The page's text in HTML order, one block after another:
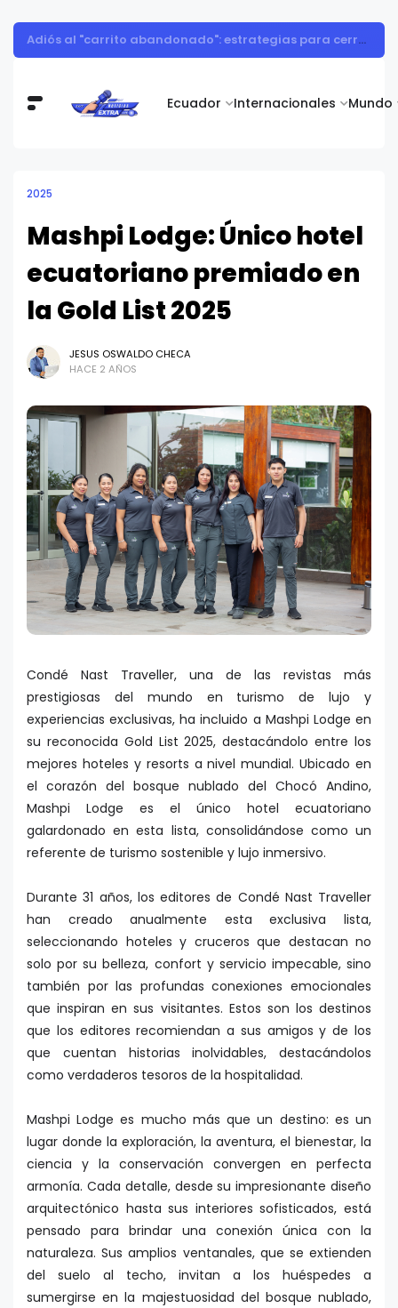
Ecuador Internacionales Mundo
Así consumieron los ecuatorianos durante el Mundial 2026
2025
Mashpi Lodge: Único hotel
ecuatoriano premiado en
la Gold List 2025
JESUS OSWALDO CHECA
HACE 2 AÑOS
Condé Nast Traveller, una de las revistas más
prestigiosas del mundo en turismo de lujo y
experiencias exclusivas, ha incluido a Mashpi Lodge en
su reconocida Gold List 2025, destacándolo entre los
mejores hoteles y resorts a nivel mundial. Ubicado en
el corazón del bosque nublado del Chocó Andino,
Mashpi Lodge es el único hotel ecuatoriano
galardonado en esta lista, consolidándose como un
referente de turismo sostenible y lujo inmersivo.
Durante 31 años, los editores de Condé Nast Traveller
han creado anualmente esta exclusiva lista,
seleccionando hoteles y cruceros que destacan no
solo por su belleza, confort y servicio impecable, sino
también por las profundas conexiones emocionales
que inspiran en sus visitantes. Estos son los destinos
que los editores recomiendan a sus amigos y de los
que cuentan historias inolvidables, destacándolos
como verdaderos tesoros de la hospitalidad.
Mashpi Lodge es mucho más que un destino: es un
lugar donde la exploración, la aventura, el bienestar, la
ciencia y la conservación convergen en perfecta
armonía. Cada detalle, desde su impresionante diseño
arquitectónico hasta sus interiores sofisticados, está
pensado para brindar una conexión única con la
naturaleza. Sus amplios ventanales, que se extienden
del suelo al techo, invitan a los huéspedes a
sumergirse en la majestuosidad del bosque nublado,